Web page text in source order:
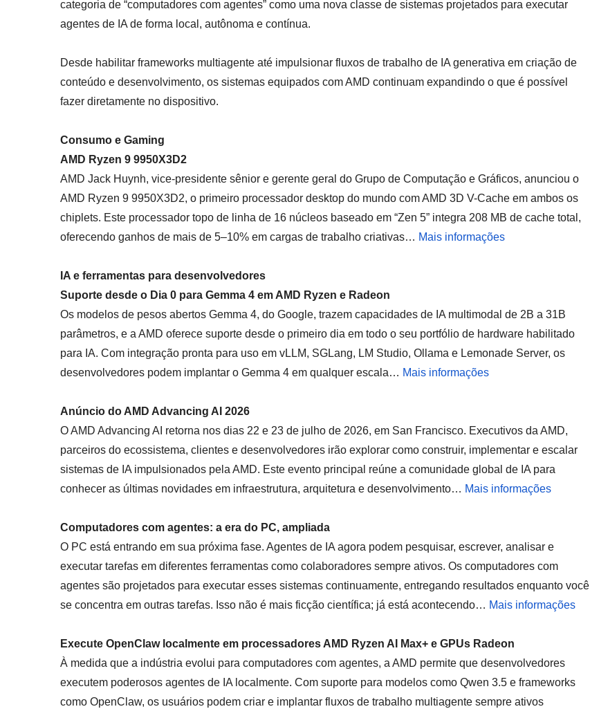
categoria de “computadores com agentes” como uma nova classe de sistemas projetados para executar
agentes de IA de forma local, autônoma e contínua.
Desde habilitar frameworks multiagente até impulsionar fluxos de trabalho de IA generativa em criação de
conteúdo e desenvolvimento, os sistemas equipados com AMD continuam expandindo o que é possível
fazer diretamente no dispositivo.
Consumo e Gaming
AMD Ryzen 9 9950X3D2
AMD Jack Huynh, vice-presidente sênior e gerente geral do Grupo de Computação e Gráficos, anunciou o
AMD Ryzen 9 9950X3D2, o primeiro processador desktop do mundo com AMD 3D V-Cache em ambos os
chiplets. Este processador topo de linha de 16 núcleos baseado em “Zen 5” integra 208 MB de cache total,
oferecendo ganhos de mais de 5–10% em cargas de trabalho criativas… Mais informações
IA e ferramentas para desenvolvedores
Suporte desde o Dia 0 para Gemma 4 em AMD Ryzen e Radeon
Os modelos de pesos abertos Gemma 4, do Google, trazem capacidades de IA multimodal de 2B a 31B
parâmetros, e a AMD oferece suporte desde o primeiro dia em todo o seu portfólio de hardware habilitado
para IA. Com integração pronta para uso em vLLM, SGLang, LM Studio, Ollama e Lemonade Server, os
desenvolvedores podem implantar o Gemma 4 em qualquer escala… Mais informações
Anúncio do AMD Advancing AI 2026
O AMD Advancing AI retorna nos dias 22 e 23 de julho de 2026, em San Francisco. Executivos da AMD,
parceiros do ecossistema, clientes e desenvolvedores irão explorar como construir, implementar e escalar
sistemas de IA impulsionados pela AMD. Este evento principal reúne a comunidade global de IA para
conhecer as últimas novidades em infraestrutura, arquitetura e desenvolvimento… Mais informações
Computadores com agentes: a era do PC, ampliada
O PC está entrando em sua próxima fase. Agentes de IA agora podem pesquisar, escrever, analisar e
executar tarefas em diferentes ferramentas como colaboradores sempre ativos. Os computadores com
agentes são projetados para executar esses sistemas continuamente, entregando resultados enquanto você
se concentra em outras tarefas. Isso não é mais ficção científica; já está acontecendo… Mais informações
Execute OpenClaw localmente em processadores AMD Ryzen AI Max+ e GPUs Radeon
À medida que a indústria evolui para computadores com agentes, a AMD permite que desenvolvedores
executem poderosos agentes de IA localmente. Com suporte para modelos como Qwen 3.5 e frameworks
como OpenClaw, os usuários podem criar e implantar fluxos de trabalho multiagente sempre ativos